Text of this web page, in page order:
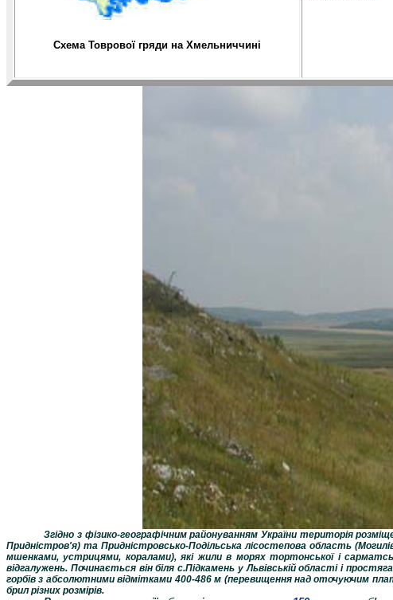
Схема Товрової гряди на Хмельниччині
Згідно з фізико-географічним районуванням України територія
Придністров'я) та Придністровсько-Подільська лісостепова область
мшенками, устрицями, коралами), які жили в морях тортонської і
відгалужень. Починається він біля с.Підкамень у Львівській області і
горбів з абсолютними відмітками 400-486 м (перевищення над оточуючим
брил різних розмірів.